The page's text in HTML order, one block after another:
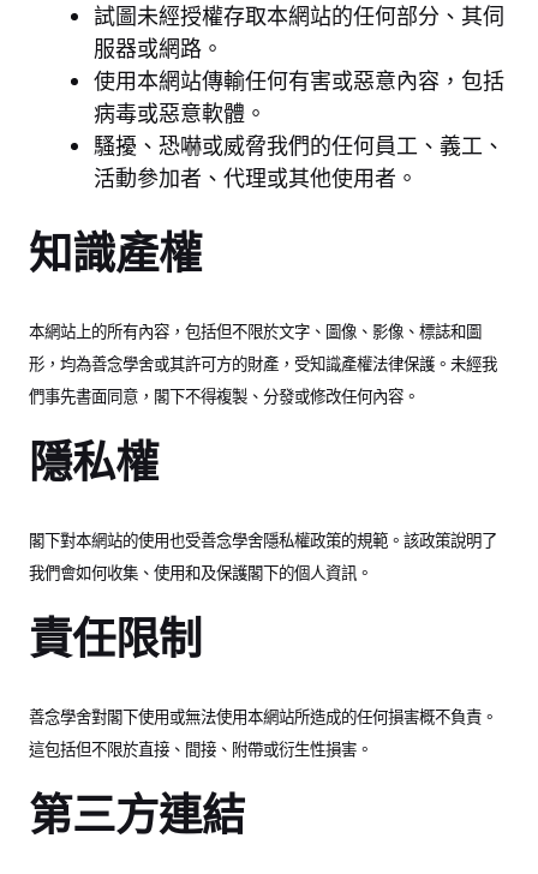
試圖未經授權存取本網站的任何部分、其伺
服器或網路。
使用本網站傳輸任何有害或惡意內容，包括
病毒或惡意軟體。
騷擾、恐嚇或威脅我們的任何員工、義工、
活動參加者、代理或其他使用者。
知識產權
本網站上的所有內容，包括但不限於文字、圖像、影像、標誌和圖
形，均為善念學舍或其許可方的財產，受知識產權法律保護。未經我
們事先書面同意，閣下不得複製、分發或修改任何內容。
隱私權
閣下對本網站的使用也受善念學舍隱私權政策的規範。該政策說明了
我們會如何收集、使用和及保護閣下的個人資訊。
責任限制
善念學舍對閣下使用或無法使用本網站所造成的任何損害概不負責。
這包括但不限於直接、間接、附帶或衍生性損害。
第三方連結